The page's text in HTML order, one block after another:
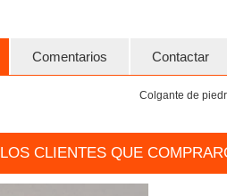
Comentarios Contactar
Colgante de
LOS CLIENTES QUE